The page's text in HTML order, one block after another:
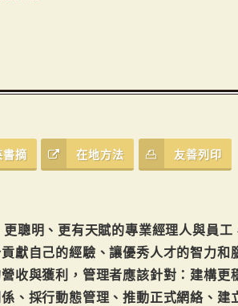
書摘 在地方法 友善列印
聰明、更有天賦的專業經理人與員工
獻自己的經驗、讓優秀人才的智力和
收與獲利，管理者應該針對：建構更
、採行動態管理、推動正式網絡、建